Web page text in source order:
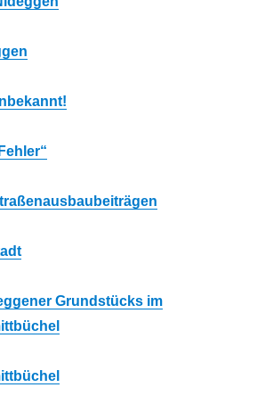
Grundstücks im